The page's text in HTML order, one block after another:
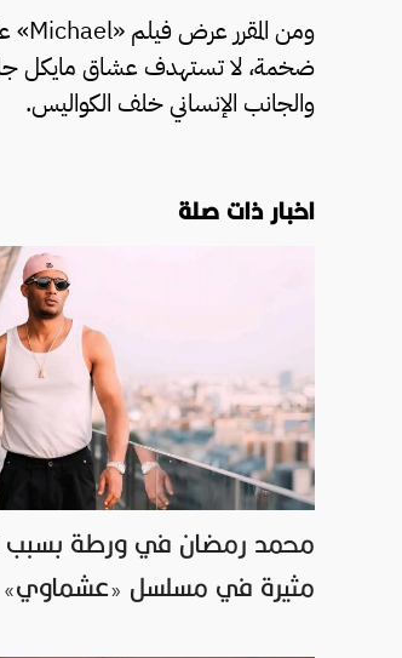
ضخمة، لا تستهدف عشاق مايكل
والجانب الإنساني خلف الكواليس.
اخبار ذات صلة
محمد رمضان في ورطة بسبب
مثيرة في مسلسل «عشماوي»